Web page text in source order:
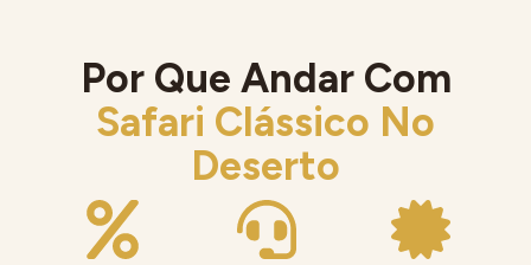
Por Que Andar Com
Safari Clássico No
Deserto